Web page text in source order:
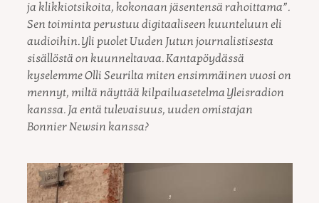
ja klikkiotsikoita, kokonaan jäsentensä rahoittama”.
Sen toiminta perustuu digitaaliseen kuunteluun eli
audioihin. Yli puolet Uuden Jutun journalistisesta
sisällöstä on kuunneltavaa. Kantapöydässä
kyselemme Olli Seurilta miten ensimmäinen vuosi on
mennyt, miltä näyttää kilpailuasetelma Yleisradion
kanssa. Ja entä tulevaisuus, uuden omistajan
Bonnier Newsin kanssa?